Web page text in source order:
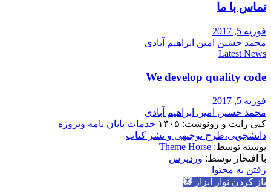
تماس با ما
فوریه 5, 2017
محمد حسین امین ابراهیم آبادی
Latest News
We develop quality code
فوریه 5, 2017
محمد حسین امین ابراهیم آبادی
کپی رایت و رونوشت: ۱۴۰۵
خدمات پایان نامه وپروژه
دانشجویی،طرح توجیهی و نشر کتاب
پوسته توسط: Theme Horse
با افتخار توسط: وردپرس
رفتن به محتوا
باز کردن نوار ابزار